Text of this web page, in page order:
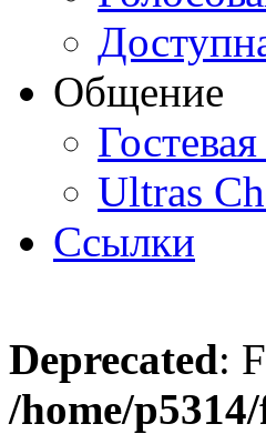
Общение
Ultras
Ссылки
Deprecated:
/home/